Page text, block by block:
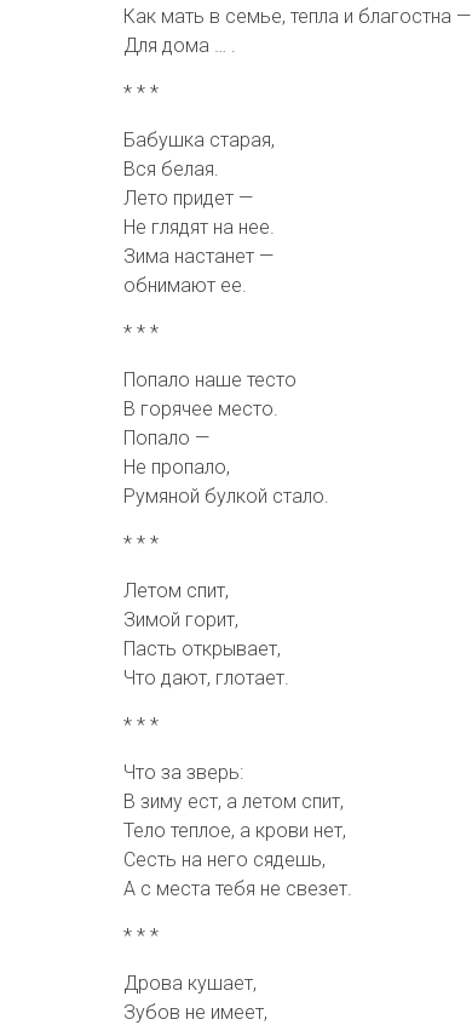
Как мать в семье, тепла и благостна —
Для дома … .
* * *
Бабушка старая,
Вся белая.
Лето придет —
Не глядят на нее.
Зима настанет —
обнимают ее.
* * *
Попало наше тесто
В горячее место.
Попало —
Не пропало,
Румяной булкой стало.
* * *
Летом спит,
Зимой горит,
Пасть открывает,
Что дают, глотает.
* * *
Что за зверь:
В зиму ест, а летом спит,
Тело теплое, а крови нет,
Сесть на него сядешь,
А с места тебя не свезет.
* * *
Дрова кушает,
Зубов не имеет,